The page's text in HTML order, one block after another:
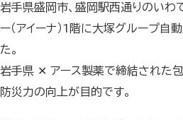
岩手県盛岡市、盛岡駅西通りのいわ
ー（アイーナ）1階に大塚グループ自
た。
岩手県 ✕ アース製薬で締結された
防災力の向上が目的です。